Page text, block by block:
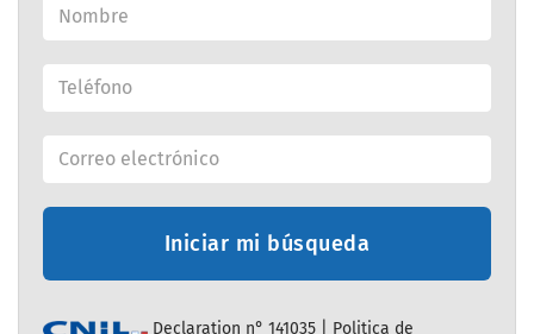
Iniciar mi búsqueda
Declaration n° 141035 | Politica de